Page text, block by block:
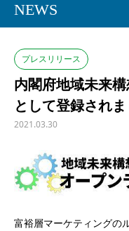
NEWS
プレスリリース
内閣府地域未来
として登録され
2021.03.30
富裕層マーケティングの